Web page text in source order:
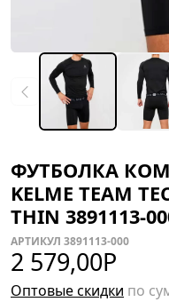
ФУТБОЛКА
KELME TEAM
THIN 3891113-
АРТИКУЛ 3891113-000
2 579,00Р
Оптовые скидки по